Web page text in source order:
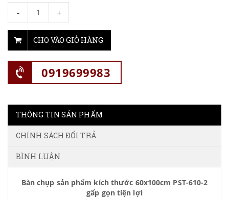
- +
CHO VÀO GIỎ HÀNG
0919699983
THÔNG TIN SẢN PHẨM
CHÍNH SÁCH ĐỔI TRẢ
BÌNH LUẬN
Bàn chụp sản phẩm kích thước 60x100cm PST-610-2
gấp gọn tiện lợi